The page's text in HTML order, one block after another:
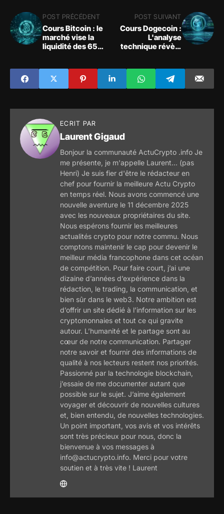
POST PRÉCÉDENT
Cours Bitcoin : le
marché vise la
liquidité des 65
liquidations
POST SUIVANT
Cours Dogecoin :
L'analyse
technique révèle
marché crypto
ECRIT PAR
Laurent Gigaud
Bonjour la communauté ActuCrypto .info Je
me présente, je m'appelle Laurent... (pas
Henri) Je suis fier d'être le rédacteur en
chef pour fournir la meilleure Actu Crypto
en temps réel. Nous avons commencé une
nouvelle aventure le 11 décembre 2025
avec les nouveaux propriétaires du site.
Nous espérons fournir les meilleures
actualités crypto pour notre commu. Nous
comptons maintenir le cap pour devenir le
meilleur média francophone dans cet océan
de compétition. Pour faire court, j’ai une
dizaine d’années d’expérience dans la
rédaction, le trading, la communication, et
bien sûr dans le web3. Notre ambition est
d’offrir un site dédié à l’information sur les
cryptomonnaies et tout ce qui gravite
autour. L’humanité et le partage sont au
cœur de notre communication. Partager
notre savoir et fournir des informations de
qualité à nos lecteurs restent nos priorités.
Passionné par la technologie blockchain,
j’essaie de me documenter autant que
possible sur le sujet. J’aime également
voyager et découvrir de nouvelles cultures
et, bien entendu, de nouvelles technologies.
Un point important, vos avis et vos intérêts
sont très précieux pour nous, donc la
bienvenue à vos messages à
info@actucrypto.info. Merci pour votre
soutien et à très vite ! Laurent